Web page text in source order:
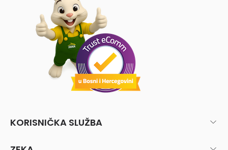
KORISNIČKA SLUŽBA